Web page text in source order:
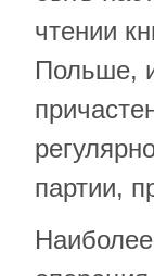
чтении
Польше,
партии,